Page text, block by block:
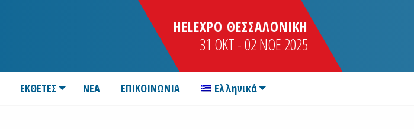
HELEXPO ΘΕΣΣΑΛΟΝΙΚΗ
31 OKT - 02 NOE 2025
ΕΚΘΕΤΕΣ ΝΕΑ ΕΠΙΚΟΙΝΩΝΙΑ Ελληνικά